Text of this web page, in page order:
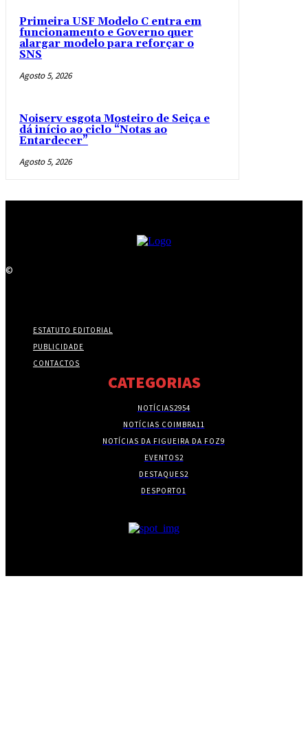
Primeira USF Modelo C entra em
funcionamento e Governo quer
alargar modelo para reforçar o
SNS
Agosto 5, 2026
Noiserv esgota Mosteiro de Seiça e
dá início ao ciclo “Notas ao
Entardecer”
Agosto 5, 2026
©
ESTATUTO EDITORIAL
PUBLICIDADE
CONTACTOS
CATEGORIAS
NOTÍCIAS2954
NOTÍCIAS COIMBRA11
NOTÍCIAS DA FIGUEIRA DA FOZ9
EVENTOS2
DESTAQUES2
DESPORTO1